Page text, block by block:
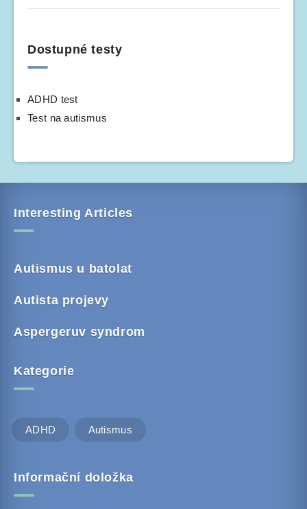
Dostupné testy
ADHD test
Test na autismus
Interesting Articles
Autismus u batolat
Autista projevy
Aspergeruv syndrom
Kategorie
ADHD Autismus
Informační doložka